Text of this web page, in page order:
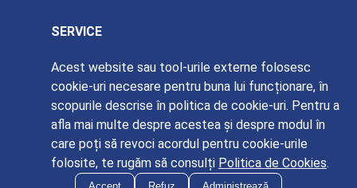
SERVICE
E-mail:
service@liamed.ro
Tel. service:+4(0)739 / 885 387
© Liamed 2026
Acest website sau tool-urile externe folosesc
cookie-uri necesare pentru buna lui funcționare, în
scopurile descrise în politica de cookie-uri. Pentru a
afla mai multe despre acestea și despre modul în
care poți să revoci acordul pentru cookie-urile
folosite, te rugăm să consulți Politica de Cookies.